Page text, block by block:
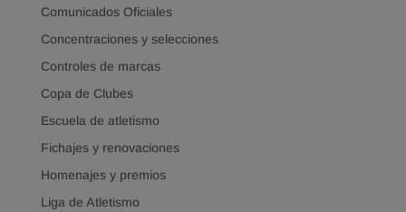
Comunicados Oficiales
Concentraciones y selecciones
Controles de marcas
Copa de Clubes
Escuela de atletismo
Fichajes y renovaciones
Homenajes y premios
Liga de Atletismo